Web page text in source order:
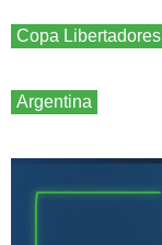
Copa Libertadores
Argentina